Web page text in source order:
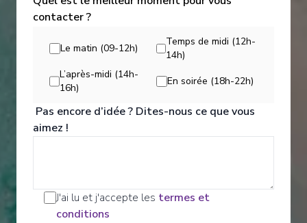
Arrivée:16/12/2027 18:30
Stamsund
Norway
16/12/2027 22:15
Arrivée:17/12/2027 02:30
17/12/2027 03:30
make our ships feel like a floating home from home.
Voir Tous les Divertissements
contacter ?
Le matin (09-12h)
Temps de midi (12h-
14h)
L’après-midi (14h-
16h)
En soirée (18h-22h)
Pas encore d’idée ? Dites-nous ce que vous
aimez !
J'ai lu et j'accepte les termes et
conditions